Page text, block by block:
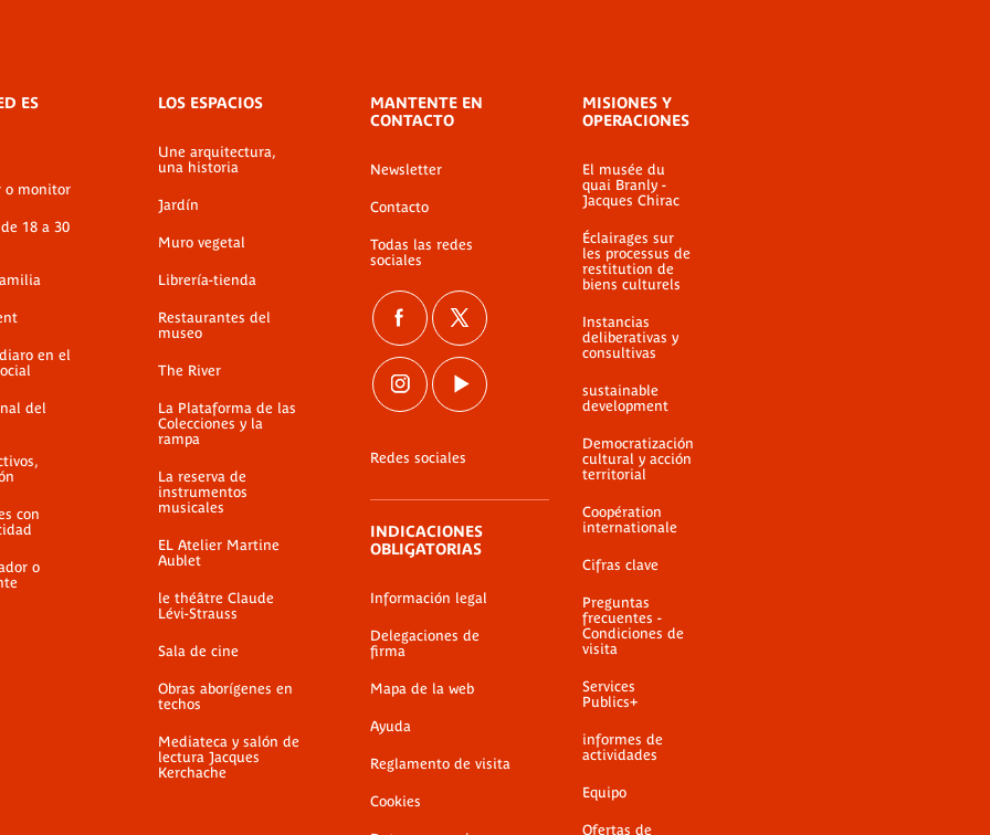
ES
o monitor
18 a 30
en el
del
con
o
LOS ESPACIOS
Une arquitectura,
una historia
Jardín
Muro vegetal
Librería-tienda
Restaurantes del
museo
The River
La Plataforma de las
Colecciones y la
rampa
La reserva de
instrumentos
musicales
EL Atelier Martine
Aublet
le théâtre Claude
Lévi-Strauss
Sala de cine
Obras aborígenes en
techos
Mediateca y salón de
lectura Jacques
Kerchache
MANTENTE EN
CONTACTO
Newsletter
Contacto
Todas las redes
sociales
Redes sociales
INDICACIONES
OBLIGATORIAS
Información legal
Delegaciones de
firma
Mapa de la web
Ayuda
Reglamento de visita
Cookies
MISIONES Y
OPERACIONES
El musée du
quai Branly -
Jacques Chirac
Éclairages sur
les processus de
restitution de
biens culturels
Instancias
deliberativas y
consultivas
sustainable
development
Democratización
cultural y acción
territorial
Coopération
internationale
Cifras clave
Preguntas
frecuentes -
Condiciones de
visita
Services
Publics+
informes de
actividades
Equipo
Ofertas de